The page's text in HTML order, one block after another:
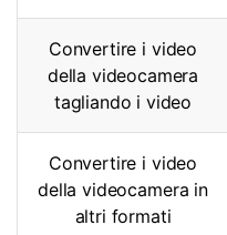
Convertire i video
della videocamera
tagliando i video
Convertire i video
della videocamera in
altri formati